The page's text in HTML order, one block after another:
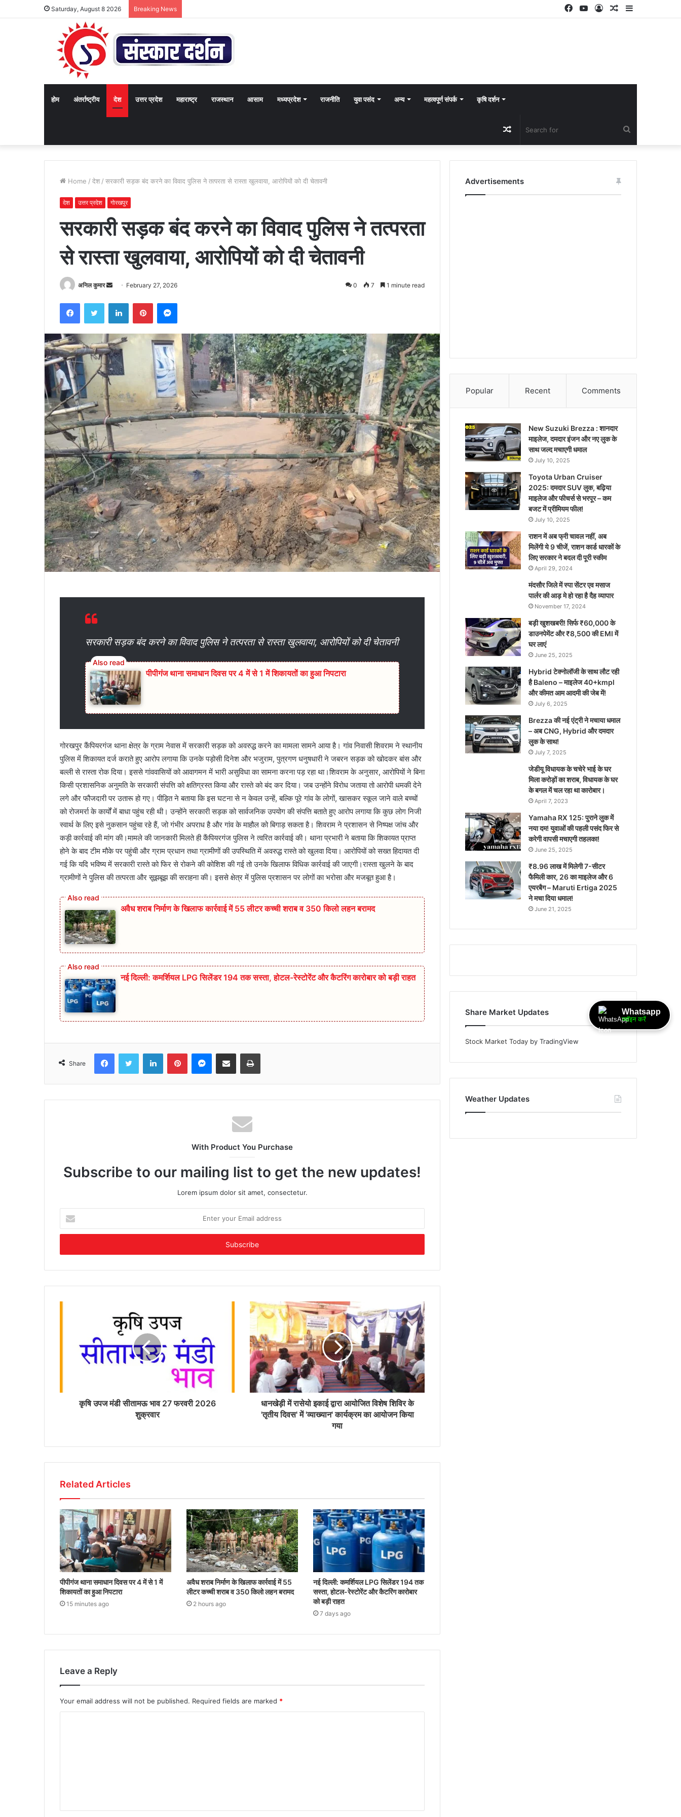
Saturday, August 8 2026 Breaking News Sidebar
Random
Log
YouTube
Facebook
होम अंतर्राष्ट्रीय देश उत्तर प्रदेश महाराष्ट्र राजस्थान आसाम मध्यप्रदेश राजनीति युवा पसंद अन्य महत्वपूर्ण संपर्क कृषि दर्शन
for
Random
Article
Home / देश / सरकारी सड़क बंद करने का विवाद पुलिस ने तत्परता से रास्ता खुलवाया, आरोपियों को दी चेतावनी
देश उत्तर प्रदेश गोरखपुर
सरकारी सड़क बंद करने का विवाद पुलिस ने तत्परता
से रास्ता खुलवाया, आरोपियों को दी चेतावनी
अनिल कुमार
Send
email
February 27, 2026 0 7 1 minute read
FacebookTwitter LinkedInPinterestMessenger
सरकारी सड़क बंद करने का विवाद पुलिस ने तत्परता से रास्ता खुलवाया, आरोपियों को दी चेतावनी
पीपीगंज थाना समाधान दिवस पर 4 में से 1 में शिकायतों का हुआ निपटारा
गोरखपुर कैंपियरगंज थाना क्षेत्र के ग्राम नेवास में सरकारी सड़क को अवरुद्ध करने का मामला सामने आया है। गांव निवासी शिवराम ने स्थानीय
पुलिस में शिकायत दर्ज कराते हुए आरोप लगाया कि उनके पड़ोसी दिनेश और भजुराम, पुत्रगण धनुषधारी ने जबरन सड़क को खोदकर बांस और
बल्ली से रास्ता रोक दिया। इससे गांववासियों को आवागमन में भारी असुविधा का सामना करना पड़ रहा था।शिवराम के अनुसार, आरोपियों ने बिना
किसी प्रशासनिक अनुमति के सरकारी संपत्ति को क्षतिग्रस्त किया और रास्ते को बंद कर दिया। जब उन्होंने विरोध जताया तो आरोपी धमकी देने
लगे और फौजदारी पर उतारू हो गए। पीड़ित ने बताया कि इस घटना से न केवल उन्हें, बल्कि पूरे गांव के लोगों, खासकर स्कूल जाने वाले बच्चों
को रोजमर्रा के कार्यों में बाधा पहुंच रही थी। उन्होंने सरकारी सड़क को सार्वजनिक उपयोग की संपत्ति बताते हुए आरोप लगाया कि कुछ लोग निजी
स्वार्थ के लिए इसे नुकसान पहुंचा रहे हैं, जो गंभीर अपराध है और गांव के माहौल को बिगाड़ सकता है। शिवराम ने प्रशासन से निष्पक्ष जांच और
कड़ी कार्रवाई की मांग की।मामले की जानकारी मिलते ही कैंपियरगंज पुलिस ने त्वरित कार्रवाई की। थाना प्रभारी ने बताया कि शिकायत प्राप्त
होने के बाद टीम मौके पर पहुंची और ग्राम प्रधान तथा ग्रामीणों की उपस्थिति में अवरुद्ध रास्ते को खुलवा दिया। आरोपियों को सख्त हिदायत दी
गई कि यदि भविष्य में सरकारी रास्ते को फिर से रोकने की कोशिश की गई तो उनके खिलाफ विधिक कार्रवाई की जाएगी।रास्ता खुलने के बाद
ग्रामीणों ने पुलिस की तत्परता और सूझबूझ की सराहना की। इससे क्षेत्र में पुलिस प्रशासन पर लोगों का भरोसा और मजबूत हुआ है।
अवैध शराब निर्माण के खिलाफ कार्रवाई में 55 लीटर कच्ची शराब व 350 किलो लहन बरामद
नई दिल्ली: कमर्शियल LPG सिलेंडर 194 तक सस्ता, होटल-रेस्टोरेंट और कैटरिंग कारोबार को बड़ी राहत
Share
FacebookTwitter LinkedInPinterestMessenger
Share via Email Print
With Product You Purchase
Subscribe to our mailing list to get the new updates!
Lorem ipsum dolor sit amet, consectetur.
your
Email
कृषि उपज मंडी सीतामऊ भाव 27 फरवरी 2026
शुक्रवार
धानखेड़ी में रासेयो इकाई द्वारा आयोजित विशेष शिविर के
'तृतीय दिवस' में 'व्याख्यान' कार्यक्रम का आयोजन किया
गया
Related Articles
पीपीगंज थाना समाधान दिवस पर 4 में से 1 में
शिकायतों का हुआ निपटारा
15 minutes ago
अवैध शराब निर्माण के खिलाफ कार्रवाई में 55
लीटर कच्ची शराब व 350 किलो लहन बरामद
2 hours ago
नई दिल्ली: कमर्शियल LPG सिलेंडर 194 तक
सस्ता, होटल-रेस्टोरेंट और कैटरिंग कारोबार
को बड़ी राहत
7 days ago
Leave a Reply
Your email address will not be published. Required fields are marked *
Advertisements
Popular Recent Comments
New Suzuki Brezza : शानदार
माइलेज, दमदार इंजन और नए लुक के
साथ जल्द मचाएगी धमाल
July 10, 2025
Toyota Urban Cruiser
2025: दमदार SUV लुक, बढ़िया
माइलेज और फीचर्स से भरपूर – कम
बजट में प्रीमियम फील!
July 10, 2025
राशन में अब फ्री चावल नहीं, अब
मिलेंगी ये 9 चीजें, राशन कार्ड धारकों के
लिए सरकार ने बदल दी पूरी स्कीम
April 29, 2024
मंदसौर जिले में स्पा सेंटर एव मसाज
पार्लर की आड़ मे हो रहा है दैह व्यापार
November 17, 2024
बड़ी खुशखबरी! सिर्फ ₹60,000 के
डाउनपेमेंट और ₹8,500 की EMI में
घर लाएं
June 25, 2025
Hybrid टेक्नोलॉजी के साथ लौट रही
है Baleno – माइलेज 40+kmpl
और कीमत आम आदमी की जेब में!
July 6, 2025
Brezza की नई एंट्री ने मचाया धमाल
– अब CNG, Hybrid और दमदार
लुक के साथ!
July 7, 2025
जेडीयू विधायक के चचेरे भाई के घर
मिला करोड़ों का शराब, विधायक के घर
के बगल में चल रहा था कारोबार।
April 7, 2023
Yamaha RX 125: पुराने लुक में
नया दम! युवाओं की पहली पसंद फिर से
करेगी वापसी मचाएगी तहलका!
June 25, 2025
₹8.96 लाख में मिलेगी 7-सीटर
फैमिली कार, 26 का माइलेज और 6
एयरबैग – Maruti Ertiga 2025
ने मचा दिया धमाल!
June 21, 2025
Share Market Updates
Stock Market Today by TradingView
Weather Updates
Whatsapp
ज्वॉइन करें